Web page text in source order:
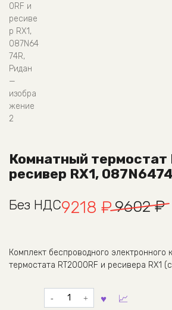
Комнатный термостат
ресивер RX1,
9602₽
Первоначальная
составляла
9218 ₽
Текущая
9218 ₽.
Без НДС
Комплект беспроводного электронного
термостата RT2000RF и ресивера RX1
Количество
товара